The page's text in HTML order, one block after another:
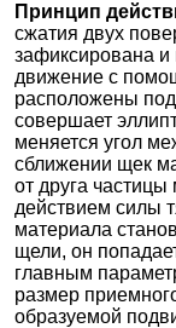
Принцип
сжатия двух
зафиксирована и
движение с
расположены под
совершает
меняется угол
сближении щек
от друга
действием силы
материала
щели, он
главным
размер
образуемой